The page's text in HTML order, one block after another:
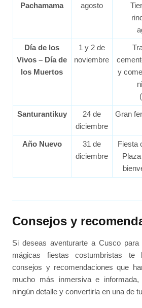
Pachamama
agosto
Día de los
Vivos – Día de
los Muertos
1 y 2 de
noviembre
y
Santurantikuy
24 de
diciembre
Gran
Año Nuevo
31 de
diciembre
Fiesta
Consejos y
Si deseas aventurarte a Cusco
mágicas fiestas costumbristas te
consejos y recomendaciones que
mucho más inmersiva e
ningún detalle y convertirla en una de